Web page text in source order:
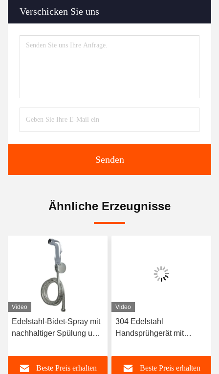
Verschicken Sie uns
Senden
Ähnliche Erzeugnisse
Video
Edelstahl-Bidet-Spray mit
nachhaltiger Spülung und
Badezimmergebrauch
Beste Preis erhalten
Video
304 Edelstahl
Handsprühgerät mit
und 5-Jahresgarantie
Beste Preis erhalten